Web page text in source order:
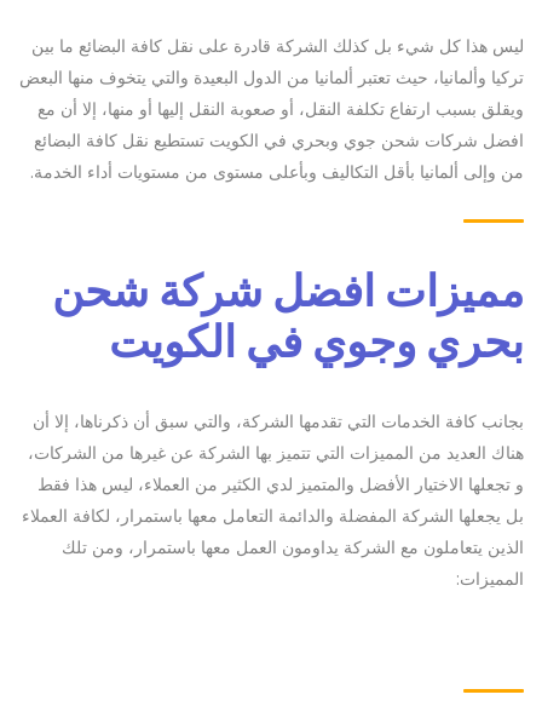
ليس هذا كل شيء بل كذلك الشركة قادرة على نقل كافة البضائع ما بين
تركيا وألمانيا، حيث تعتبر ألمانيا من الدول البعيدة والتي يتخوف منها البعض
ويقلق بسبب ارتفاع تكلفة النقل، أو صعوبة النقل إليها أو منها، إلا أن مع
افضل شركات شحن جوي وبحري في الكويت تستطيع نقل كافة البضائع
من وإلى ألمانيا بأقل التكاليف وبأعلى مستوى من مستويات أداء الخدمة.
مميزات افضل شركة شحن
بحري وجوي في الكويت
بجانب كافة الخدمات التي تقدمها الشركة، والتي سبق أن ذكرناها، إلا أن
هناك العديد من المميزات التي تتميز بها الشركة عن غيرها من الشركات،
و تجعلها الاختيار الأفضل والمتميز لدي الكثير من العملاء، ليس هذا فقط
بل يجعلها الشركة المفضلة والدائمة التعامل معها باستمرار، لكافة العملاء
الذين يتعاملون مع الشركة يداومون العمل معها باستمرار، ومن تلك
المميزات: